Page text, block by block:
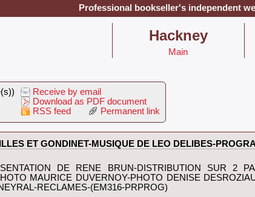
Professional bookseller's independent
‎Hackney‎
Main
Receive by email
Download as PDF document
RSS feed
Permanent link
ET GONDINET-MUSIQUE DE LEO DELIBES-
DE RENE BRUN-DISTRIBUTION SUR 2
MAURICE DUVERNOY-PHOTO DENISE
RECLAMES-(EM316-PRPROG)‎